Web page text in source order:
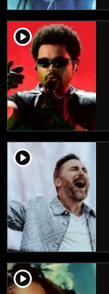
player2
player2
player2